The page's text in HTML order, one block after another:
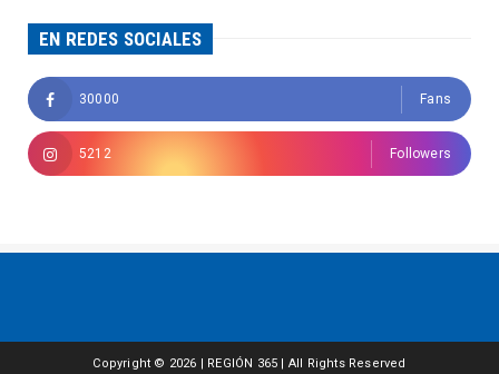
EN REDES SOCIALES
30000 Fans
5212 Followers
Copyright © 2026 | REGIÓN 365 | All Rights Reserved